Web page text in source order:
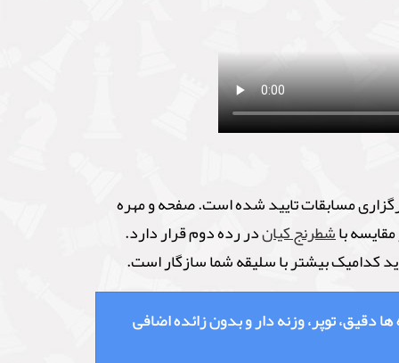
مسابقات تایید شده است. صفحه و مهره
شطرنج کیاندر رده دوم قرار دارد.
کدامیک بیشتر با سلیقه شما سازگار است.
توپر، وزنه دار و بدون زائده اضافی